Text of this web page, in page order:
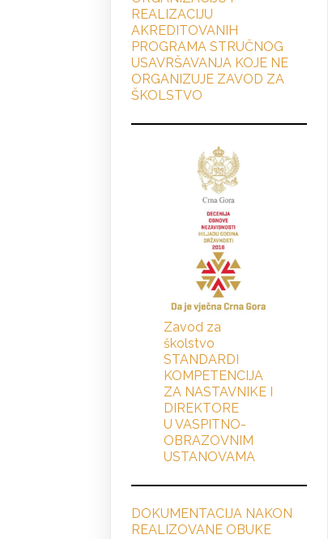
REALIZACIJU
AKREDITOVANIH
PROGRAMA STRUČNOG
USAVRŠAVANJA KOJE NE
ORGANIZUJE ZAVOD ZA
ŠKOLSTVO
Zavod za
školstvo
STANDARDI
KOMPETENCIJA
ZA NASTAVNIKE I
DIREKTORE
U VASPITNO-
OBRAZOVNIM
USTANOVAMA
DOKUMENTACIJA NAKON
REALIZOVANE OBUKE